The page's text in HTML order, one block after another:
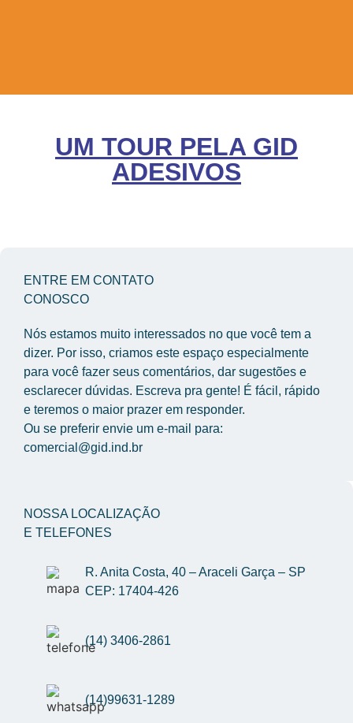
UM TOUR PELA GID
ADESIVOS
ENTRE EM CONTATO
CONOSCO
Nós estamos muito interessados no que você tem a
dizer. Por isso, criamos este espaço especialmente
para você fazer seus comentários, dar sugestões e
esclarecer dúvidas. Escreva pra gente! É fácil, rápido
e teremos o maior prazer em responder.
Ou se preferir envie um e-mail para:
comercial@gid.ind.br
NOSSA LOCALIZAÇÃO
E TELEFONES
R. Anita Costa, 40 – Araceli Garça – SP
CEP: 17404-426
(14) 3406-2861
(14)99631-1289